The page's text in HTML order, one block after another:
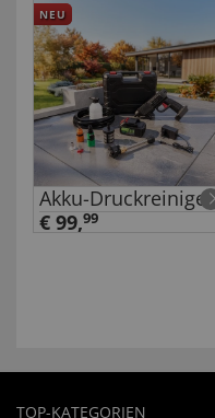
NEU
Akku-Druckreiniger
€ 99,99
TOP-KATEGORIEN